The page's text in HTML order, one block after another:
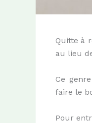
Quitte à
au lieu
Ce
faire le
Pour